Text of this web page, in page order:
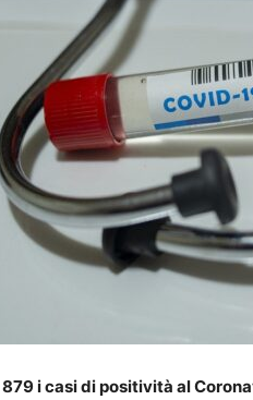
i casi di positività al